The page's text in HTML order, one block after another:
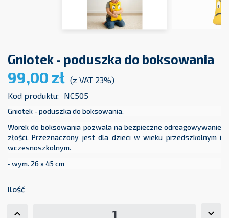
Gniotek - poduszka do boksowania
99,00 zł (z VAT 23%)
Kod produktu:
NC505
Gniotek - poduszka do boksowania.
Worek do boksowania pozwala na bezpieczne odreagowywanie
złości. Przeznaczony jest dla dzieci w wieku przedszkolnym i
wczesnoszkolnym.
• wym. 26 x 45 cm
Ilość